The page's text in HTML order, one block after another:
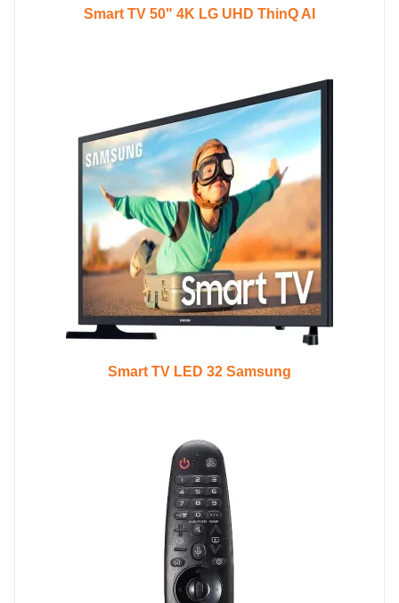
Smart TV 50" 4K LG UHD ThinQ AI
Smart TV LED 32 Samsung